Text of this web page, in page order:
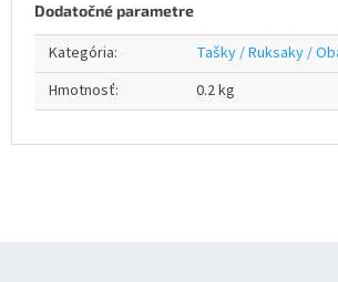
Dodatočné parametre
Kategória:
Tašky / Ruksaky /
Hmotnosť: 0.2 kg